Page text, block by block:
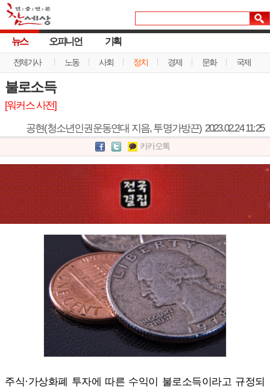
뉴스
전체기사 노동 사회 정치 경제 문화 국제
오피니언 기획
불로소득
[워커스 사전]
공현(청소년인권운동연대 지음, 투명가방끈) 2023.02.24 11:25
카카오톡
주식·가상화폐 투자에 따른 수익이 불로소득이라고 규정되